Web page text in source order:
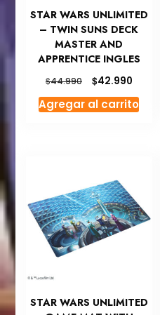
STAR WARS UNLIMITED
– TWIN SUNS DECK
MASTER AND
APPRENTICE INGLES
$44.990
precio
original
$42.990El
precio
actual
Agregar al carrito
STAR WARS UNLIMITED